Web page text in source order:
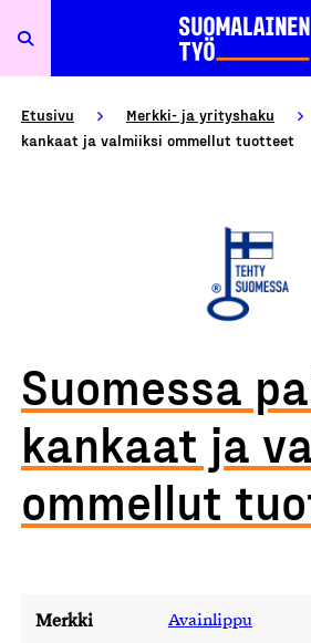
Etusivu Merkki- ja yrityshaku
kankaat ja valmiiksi ommellut tuotteet
Suomessa
kankaat ja
ommellut
Merkki Avainlippu